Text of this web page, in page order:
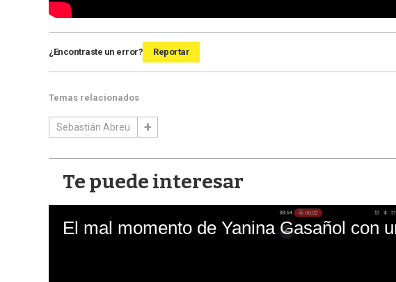
¿Encontraste un error? Reportar
Temas relacionados
Sebastián Abreu
Te puede interesar